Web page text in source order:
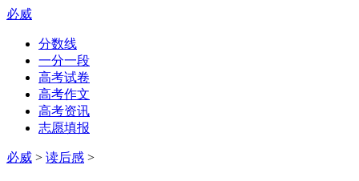
必威
分数线
一分一段
高考试卷
高考作文
高考资讯
志愿填报
必威 > 读后感 >